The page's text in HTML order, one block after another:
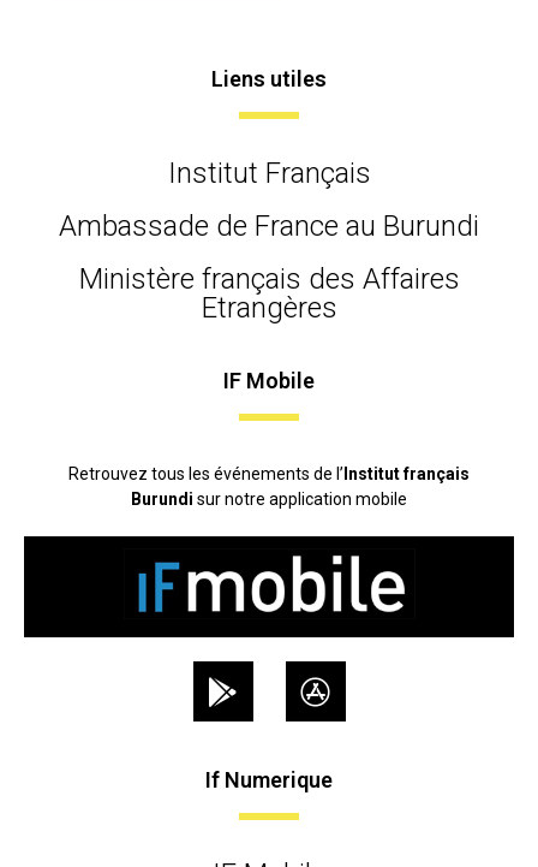
Liens utiles
Institut Français
Ambassade de France au Burundi
Ministère français des Affaires
Etrangères
IF Mobile
Retrouvez tous les événements de l’ Institut français
Burundi sur notre application mobile
If Numerique